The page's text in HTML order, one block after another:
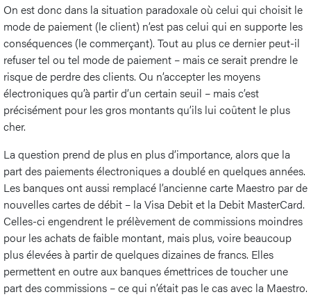
On est donc dans la situation paradoxale où celui qui choisit le
mode de paiement (le client) n’est pas celui qui en supporte les
conséquences (le commerçant). Tout au plus ce dernier peut-il
refuser tel ou tel mode de paiement – mais ce serait prendre le
risque de perdre des clients. Ou n’accepter les moyens
électroniques qu’à partir d’un certain seuil – mais c’est
précisément pour les gros montants qu’ils lui coûtent le plus
cher.
La question prend de plus en plus d’importance, alors que la
part des paiements électroniques a doublé en quelques années.
Les banques ont aussi remplacé l’ancienne carte Maestro par de
nouvelles cartes de débit – la Visa Debit et la Debit MasterCard.
Celles-ci engendrent le prélèvement de commissions moindres
pour les achats de faible montant, mais plus, voire beaucoup
plus élevées à partir de quelques dizaines de francs. Elles
permettent en outre aux banques émettrices de toucher une
part des commissions – ce qui n’était pas le cas avec la Maestro.